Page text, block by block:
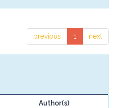
previous 1 next
Author(s)